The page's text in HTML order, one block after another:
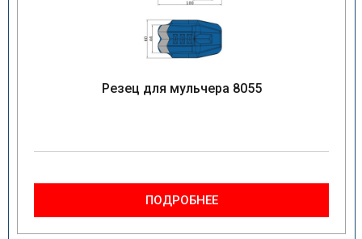
Резец для мульчера 8055
ПОДРОБНЕЕ